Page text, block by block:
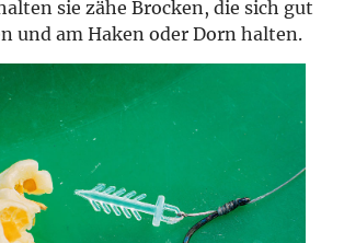
sie zähe Brocken, die sich gut
und am Haken oder Dorn halten.